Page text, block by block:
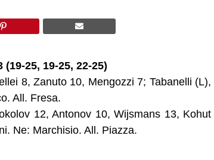
(19-25, 19-25, 22-25)
8, Zanuto 10, Mengozzi 7; Tabanelli (L),
All. Fresa.
12, Antonov 10, Wijsmans 13, Kohut
Ne: Marchisio. All. Piazza.